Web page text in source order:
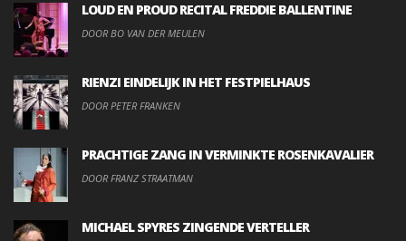
LOUD EN PROUD RECITAL FREDDIE BALLENTINE
DOOR BO VAN DER MEULEN
RIENZI EINDELIJK IN HET FESTPIELHAUS
DOOR PETER FRANKEN
PRACHTIGE ZANG IN VERMINKTE ROSENKAVALIER
DOOR FRANZ STRAATMAN
MICHAEL SPYRES ZINGENDE VERTELLER